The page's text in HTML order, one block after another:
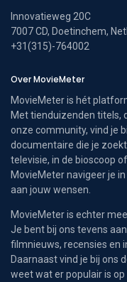
Innovatieweg 20C
7007 CD, Doetinchem,
+31(315)-764002
Over MovieMeter
MovieMeter is hét
Met tienduizenden titels,
onze community, vind je
documentaire die je
televisie, in de bioscoop
MovieMeter navigeer je
aan jouw wensen.
MovieMeter is echter
Je bent bij ons tevens
filmnieuws, recensies en
Daarnaast vind je bij ons
weet wat er populair is op